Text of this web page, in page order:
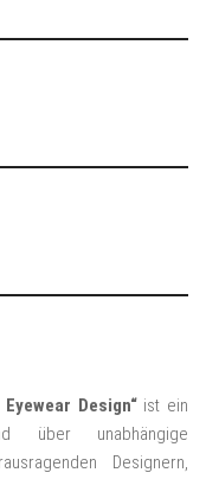
Design“ist ein
über unabhängige
Designern,